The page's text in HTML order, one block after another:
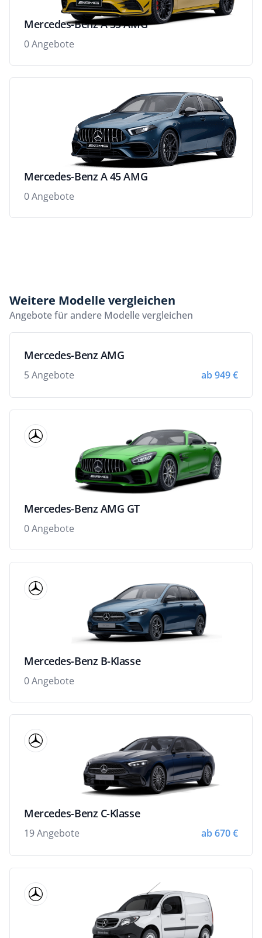
Mercedes-Benz A 35 AMG
0 Angebote
Mercedes-Benz A 45 AMG
0 Angebote
Weitere Modelle vergleichen
Angebote für andere Modelle vergleichen
Mercedes-Benz AMG
5 Angebote ab 949 €
Mercedes-Benz AMG GT
0 Angebote
Mercedes-Benz B-Klasse
0 Angebote
Mercedes-Benz C-Klasse
19 Angebote ab 670 €